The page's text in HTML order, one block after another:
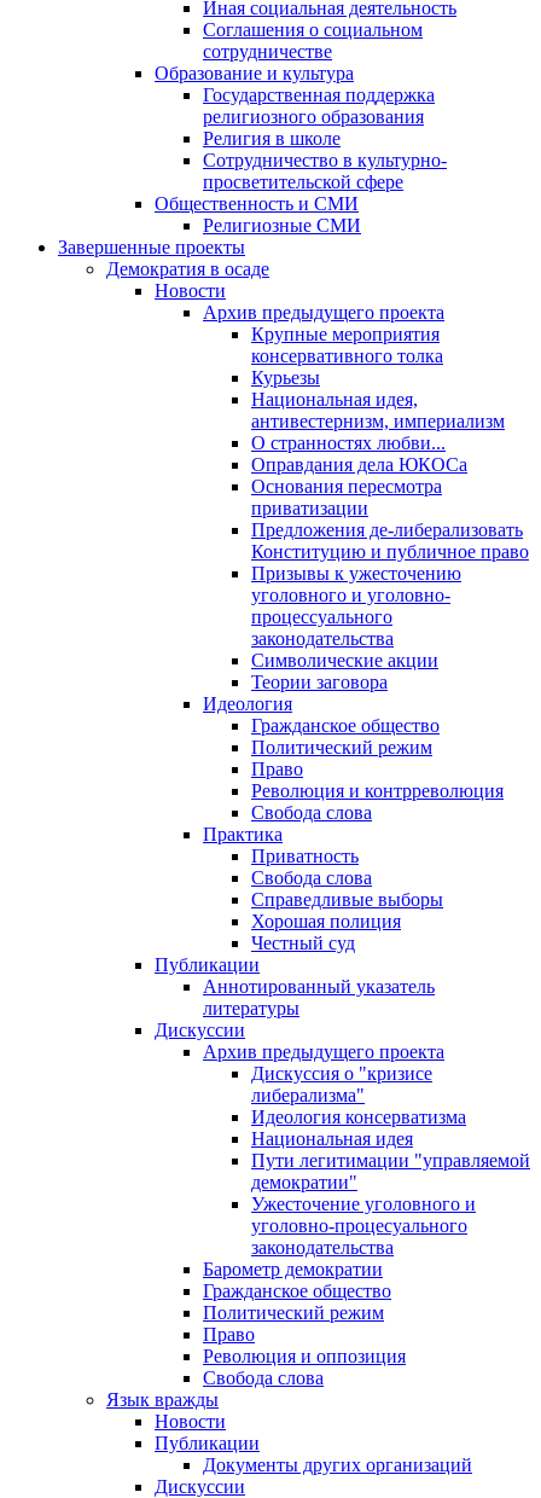
Иная социальная деятельность
Соглашения о социальном
сотрудничестве
Образование и культура
Государственная поддержка
религиозного образования
Религия в школе
Сотрудничество в культурно-
просветительской сфере
Общественность и СМИ
Религиозные СМИ
Завершенные проекты
Демократия в осаде
Новости
Архив предыдущего проекта
Крупные мероприятия
консервативного толка
Курьезы
Национальная идея,
антивестернизм, империализм
О странностях любви...
Оправдания дела ЮКОСа
Основания пересмотра
приватизации
Предложения де-либерализовать
Конституцию и публичное право
Призывы к ужесточению
уголовного и уголовно-
процессуального
законодательства
Символические акции
Теории заговора
Идеология
Гражданское общество
Политический режим
Право
Революция и контрреволюция
Свобода слова
Практика
Приватность
Свобода слова
Справедливые выборы
Хорошая полиция
Честный суд
Публикации
Аннотированный указатель
литературы
Дискуссии
Архив предыдущего проекта
Дискуссия о "кризисе
либерализма"
Идеология консерватизма
Национальная идея
Пути легитимации "управляемой
демократии"
Ужесточение уголовного и
уголовно-процесуального
законодательства
Барометр демократии
Гражданское общество
Политический режим
Право
Революция и оппозиция
Свобода слова
Язык вражды
Новости
Публикации
Документы других организаций
Дискуссии